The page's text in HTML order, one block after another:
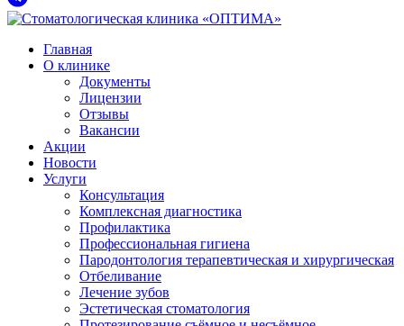
Главная
О клинике
Документы
Лицензии
Отзывы
Вакансии
Акции
Новости
Услуги
Консультация
Комплексная диагностика
Профилактика
Профессиональная гигиена
Пародонтология терапевтическая и хирургическая
Отбеливание
Лечение зубов
Эстетическая стоматология